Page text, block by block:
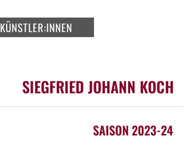
KÜNSTLER:INNEN
SIEGFRIED JOHANN KOCH
SAISON 2023-24